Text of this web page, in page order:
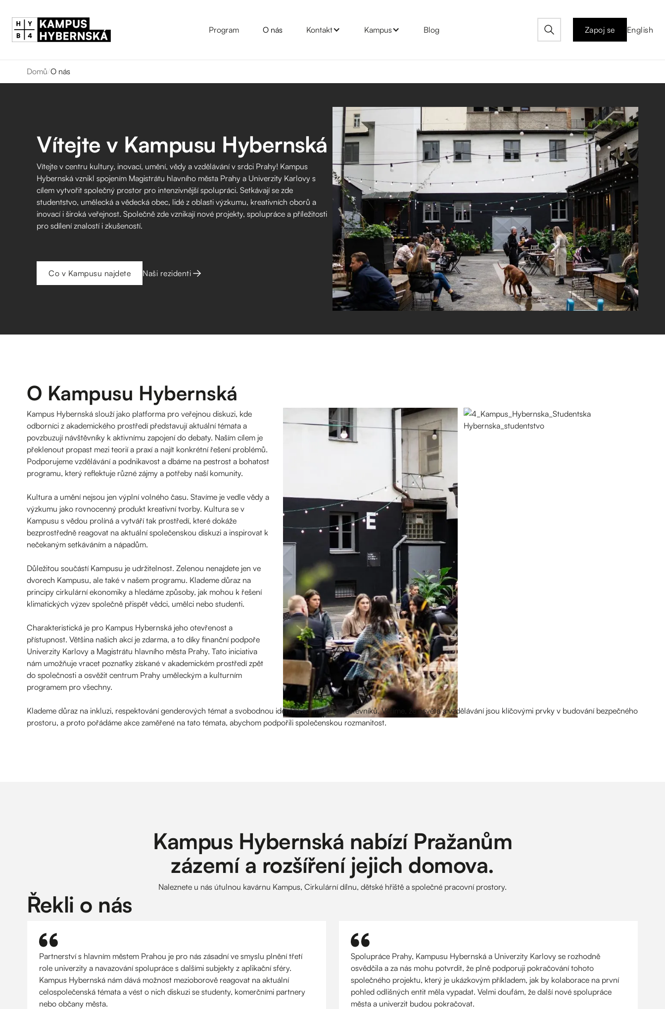
Program O nás Kontakt Kampus Blog Zapoj se English
Domů/O nás
Vítejte v Kampusu Hybernská
Vítejte v centru kultury, inovací, umění, vědy a vzdělávání v srdci Prahy! Kampus
Hybernská vznikl spojením Magistrátu hlavního města Prahy a Univerzity Karlovy s
cílem vytvořit společný prostor pro intenzivnější spolupráci. Setkávají se zde
studentstvo, umělecká a vědecká obec, lidé z oblasti výzkumu, kreativních oborů a
inovací i široká veřejnost. Společně zde vznikají nové projekty, spolupráce a příležitosti
pro sdílení znalostí i zkušeností.
Co v Kampusu najdete Naši rezidenti
O Kampusu Hybernská
Kampus Hybernská slouží jako platforma pro veřejnou diskuzi, kde
odborníci z akademického prostředí představují aktuální témata a
povzbuzují návštěvníky k aktivnímu zapojení do debaty. Naším cílem je
překlenout propast mezi teorií a praxí a najít konkrétní řešení problémů.
Podporujeme vzdělávání a podnikavost a dbáme na pestrost a bohatost
programu, který reflektuje různé zájmy a potřeby naší komunity.
Kultura a umění nejsou jen výplní volného času. Stavíme je vedle vědy a
výzkumu jako rovnocenný produkt kreativní tvorby. Kultura se v
Kampusu s vědou prolíná a vytváří tak prostředí, které dokáže
bezprostředně reagovat na aktuální společenskou diskuzi a inspirovat k
nečekaným setkáváním a nápadům.
Důležitou součástí Kampusu je udržitelnost. Zelenou nenajdete jen ve
dvorech Kampusu, ale také v našem programu. Klademe důraz na
principy cirkulární ekonomiky a hledáme způsoby, jak mohou k řešení
klimatických výzev společně přispět vědci, umělci nebo studenti.
Charakteristická je pro Kampus Hybernská jeho otevřenost a
přístupnost. Většina našich akcí je zdarma, a to díky finanční podpoře
Univerzity Karlovy a Magistrátu hlavního města Prahy. Tato iniciativa
nám umožňuje vracet poznatky získané v akademickém prostředí zpět
do společnosti a osvěžit centrum Prahy uměleckým a kulturním
programem pro všechny.
Klademe důraz na inkluzi, respektování genderových témat a svobodnou identifikaci našich návštěvníků. Věříme, že osvěta a vzdělávání jsou klíčovými prvky v budování bezpečného
prostoru, a proto pořádáme akce zaměřené na tato témata, abychom podpořili společenskou rozmanitost.
Kampus Hybernská nabízí Pražanům
zázemí a rozšíření jejich domova.
Naleznete u nás útulnou kavárnu Kampus, Cirkulární dílnu, dětské hřiště a společné pracovní prostory.
Řekli o nás
Partnerství s hlavním městem Prahou je pro nás zásadní ve smyslu plnění třetí
role univerzity a navazování spolupráce s dalšími subjekty z aplikační sféry.
Kampus Hybernská nám dává možnost mezioborově reagovat na aktuální
celospolečenská témata a vést o nich diskuzi se studenty, komerčními partnery
nebo občany města.
Spolupráce Prahy, Kampusu Hybernská a Univerzity Karlovy se rozhodně
osvědčila a za nás mohu potvrdit, že plně podporuji pokračování tohoto
společného projektu, který je ukázkovým příkladem, jak by kolaborace na první
pohled odlišných entit měla vypadat. Velmi doufám, že další nové spolupráce
města a univerzit budou pokračovat.